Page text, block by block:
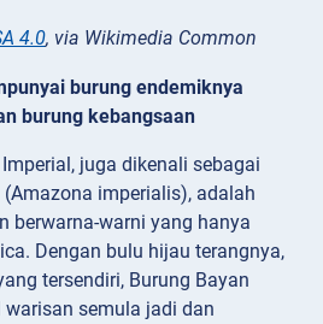
4.0, via Wikimedia Common
burung endemiknya
burung kebangsaan
juga dikenali sebagai
imperialis), adalah
berwarna-warni yang hanya
Dengan bulu hijau terangnya,
tersendiri, Burung Bayan
semula jadi dan